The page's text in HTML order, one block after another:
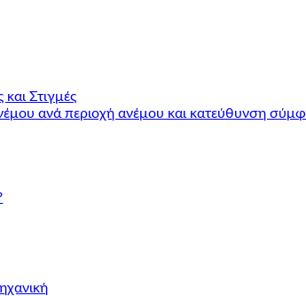
Στιγμές
ανά περιοχή ανέμου και κατεύθυνση